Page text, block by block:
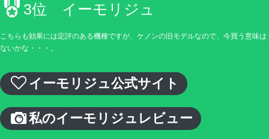
3位 イーモリジュ
こちらも効果には定評のある機種ですが、ケノンの旧モデルなので、今買う意味は
ないかな・・・。
イーモリジュ公式サイト
私のイーモリジュレビュー